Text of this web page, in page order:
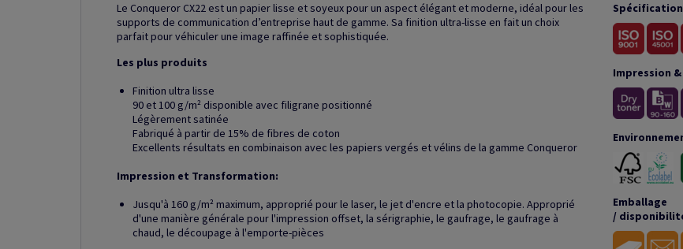
Le Conqueror CX22 est un papier lisse et soyeux pour un aspect élégant et moderne, idéal pour les
supports de communication d’entreprise haut de gamme. Sa finition ultra-lisse en fait un choix
parfait pour véhiculer une image raffinée et sophistiquée.
Les plus produits
Finition ultra lisse
90 et 100 g/m² disponible avec filigrane positionné
Légèrement satinée
Fabriqué à partir de 15% de fibres de coton
Excellents résultats en combinaison avec les papiers vergés et vélins de la gamme Conqueror
Impression et Transformation:
Jusqu'à 160 g/m² maximum, approprié pour le laser, le jet d'encre et la photocopie. Approprié
d'une manière générale pour l'impression offset, la sérigraphie, le gaufrage, le gaufrage à
chaud, le découpage à l'emporte-pièces
Impression
Emballage
/